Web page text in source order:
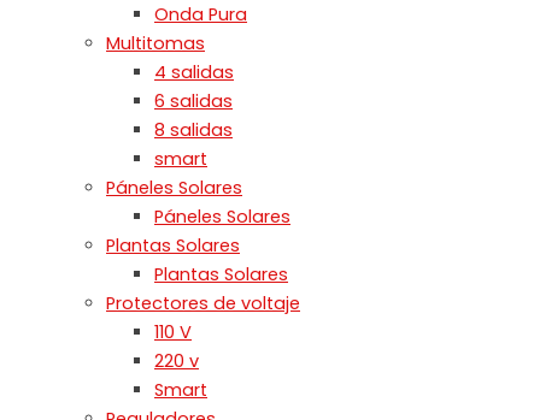
Onda Pura
Multitomas
4 salidas
6 salidas
8 salidas
smart
Páneles Solares
Páneles Solares
Plantas Solares
Plantas Solares
Protectores de voltaje
110 V
220 v
Smart